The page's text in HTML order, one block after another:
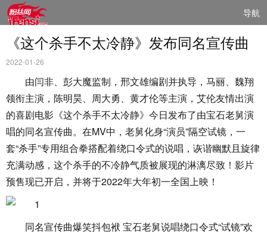
导航
《这个杀手不太冷静》发布同名宣传曲
2022-01-26
由闫非、彭大魔监制，邢文雄编剧并执导，马丽、魏翔
领衔主演，陈明昊、周大勇、黄才伦等主演，艾伦友情出演
的喜剧电影《这个杀手不太冷静》今日发布了由宝石老舅演
唱的同名宣传曲。在MV中，老舅化身“演员”隔空试镜，一
套“杀手”专用组合拳搭配着绕口令式的说唱，诙谐幽默且旋律
充满动感，这个杀手的不冷静气质被展现的淋漓尽致！影片
预售现已开启，并将于2022年大年初一全国上映！
同名宣传曲爆笑抖包袱 宝石老舅说唱绕口令式“试镜”欢